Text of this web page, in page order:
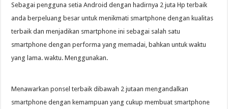
Sebagai pengguna setia Android dengan hadirnya 2 juta Hp terbaik
anda berpeluang besar untuk menikmati smartphone dengan kualitas
terbaik dan menjadikan smartphone ini sebagai salah satu
smartphone dengan performa yang memadai, bahkan untuk waktu
yang lama. waktu. Menggunakan.
Menawarkan ponsel terbaik dibawah 2 jutaan mengandalkan
smartphone dengan kemampuan yang cukup membuat smartphone